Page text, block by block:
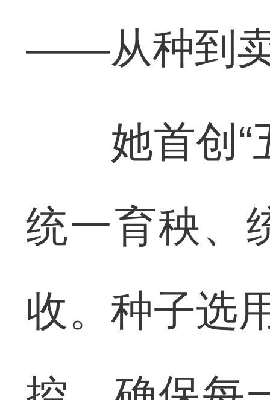
——从种到
她首创“五
统一育秧、
收。种子选